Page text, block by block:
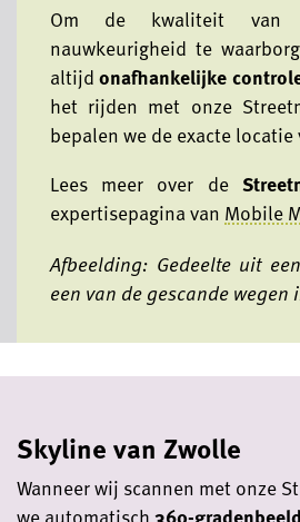
Om de kwaliteit van
nauwkeurigheid te
altijdonafhankelijke
het rijden met onze
bepalen we de exacte locatie
Lees meer over de
expertisepagina van Mobile
Afbeelding: Gedeelte uit
een van de gescande wegen
Skyline van Zwolle
Wanneer wij scannen met onze
we automatisch360-